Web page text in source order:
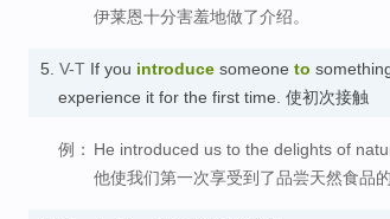
伊莱恩十分害羞地做了介绍。
5. V-T If you introduce someone to
experience it for the first time. 使初次接触
例： He introduced us to the delights of
他使我们第一次享受到了品尝天然食品的